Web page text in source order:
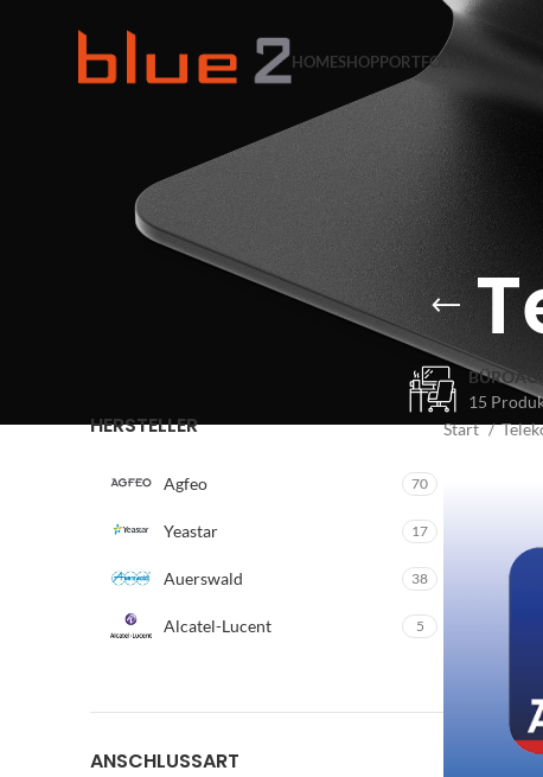
HOMESHOPPORTFOLIO
15
HERSTELLER
Agfeo 70
Yeastar 17
Auerswald 38
Alcatel-Lucent 5
ANSCHLUSSART
Start